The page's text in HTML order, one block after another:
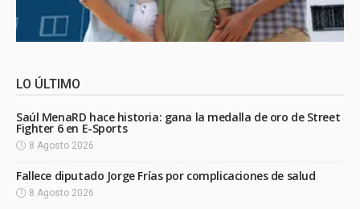
LO ÚLTIMO
Saúl MenaRD hace historia: gana la medalla de oro de Street
Fighter 6 en E-Sports
8 Agosto 2026
Fallece diputado Jorge Frías por complicaciones de salud
8 Agosto 2026